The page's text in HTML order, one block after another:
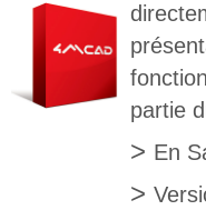
partie
> En
>